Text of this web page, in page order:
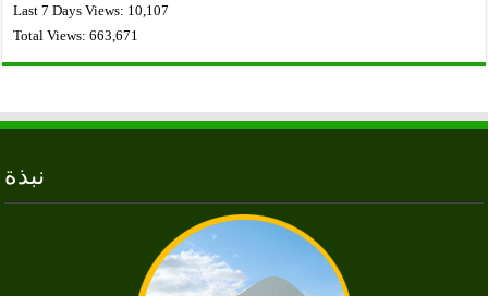
Last 7 Days Views: 10,107
Total Views:663,671
نبذة